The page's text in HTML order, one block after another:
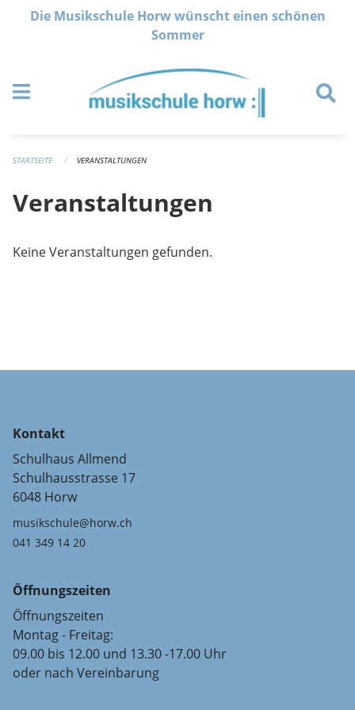
Navigation überspringen
Die Musikschule Horw wünscht einen schönen
Sommer
STARTSEITE VERANSTALTUNGEN
Veranstaltungen
Keine Veranstaltungen gefunden.
Kontakt
Schulhaus Allmend
Schulhausstrasse 17
6048 Horw
musikschule@horw.ch
041 349 14 20
Öffnungszeiten
Öffnungszeiten
Montag - Freitag:
09.00 bis 12.00 und 13.30 -17.00 Uhr
oder nach Vereinbarung